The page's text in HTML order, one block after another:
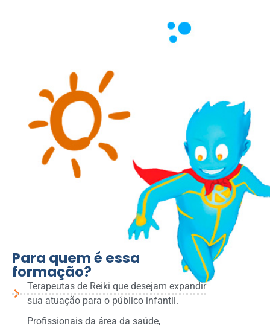
Para quem é essa
formação?
Terapeutas de Reiki que desejam expandir
sua atuação para o público infantil.
Profissionais da área da saúde,